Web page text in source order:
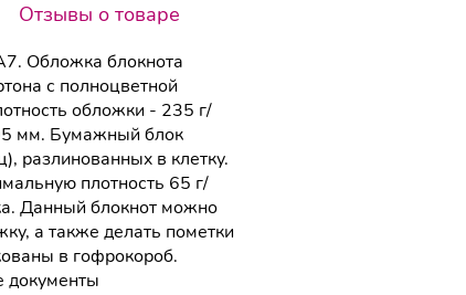
Отзывы о товаре
Обложка блокнота
с полноцветной
обложки - 235 г/
мм. Бумажный блок
разлинованныx в клетку.
плотность 65 г/
Данный блокнот можно
а также делать пометки
в гофрокороб.
документы